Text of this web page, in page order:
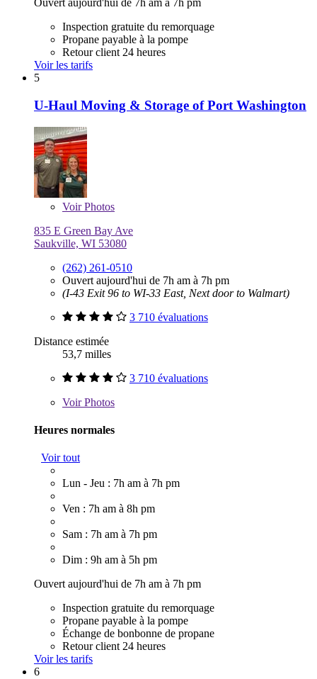
Ouvert aujourd'hui de 7h am à 7h pm
Inspection gratuite du remorquage
Propane payable à la pompe
Retour client 24 heures
Voir les tarifs
5
U-Haul Moving & Storage of Port Washington
VoirPhotos
835 E Green Bay Ave
Saukville, WI 53080
(262) 261-0510
Ouvert aujourd'hui de 7h am à 7h pm
(I-43 Exit 96 to WI-33 East, Next door to Walmart)
3 710 évaluations
Distance estimée
53,7 milles
3 710 évaluations
VoirPhotos
Heures normales
Voir tout
Lun - Jeu : 7h am à 7h pm
Ven : 7h am à 8h pm
Sam : 7h am à 7h pm
Dim : 9h am à 5h pm
Ouvert aujourd'hui de 7h am à 7h pm
Inspection gratuite du remorquage
Propane payable à la pompe
Échange de bonbonne de propane
Retour client 24 heures
Voir les tarifs
6